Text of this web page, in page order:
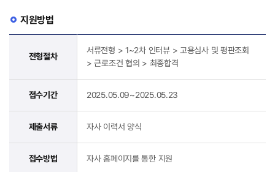
지원방법
전형절차
서류전형 > 1~2차 인터뷰 > 고용심사 및 평판조회
> 근로조건 협의 > 최종합격
접수기간 2025.05.09~2025.05.23
제출서류 자사 이력서 양식
접수방법 자사 홈페이지를 통한 지원